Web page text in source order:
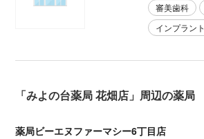
審美歯科
インプラント
「みよの台薬局 花畑店」周辺の薬局
薬局ビーエヌファーマシー6丁目店